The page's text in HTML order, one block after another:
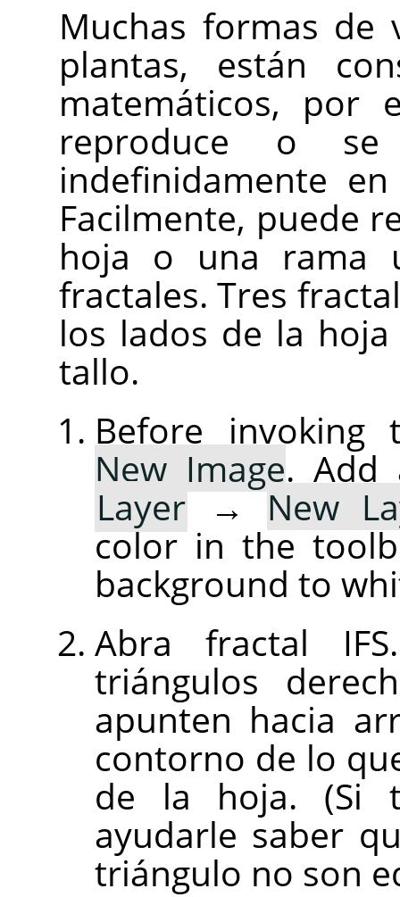
Muchas formas de
plantas, están
matemáticos, por
reproduce o
indefinidamente
Facilmente, puede
hoja o una rama
fractales. Tres
los lados de la
tallo.
Before
New Image. Add
Layer→New
color in the
background to
Abra fractal
triángulos
apunten hacia
contorno de lo
de la hoja. (Si
ayudarle saber
triángulo no son